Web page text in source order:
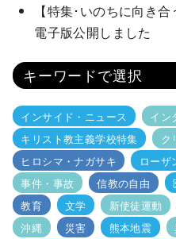
【特集･いのちに向き
電子版公開しました
キーワードで選択
インサイド・ニュース イン
キリスト教主義学校特集
ク
ヒロシマ・ナガサキ
ローザ
事件・事故
信教の自由
教育
文学 新使徒運動
沖縄
災害 熊本地震